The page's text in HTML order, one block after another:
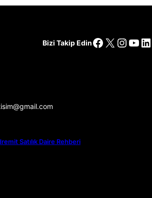
Bizi Takip EdinFacebook
X
Satılık Daire Rehberi